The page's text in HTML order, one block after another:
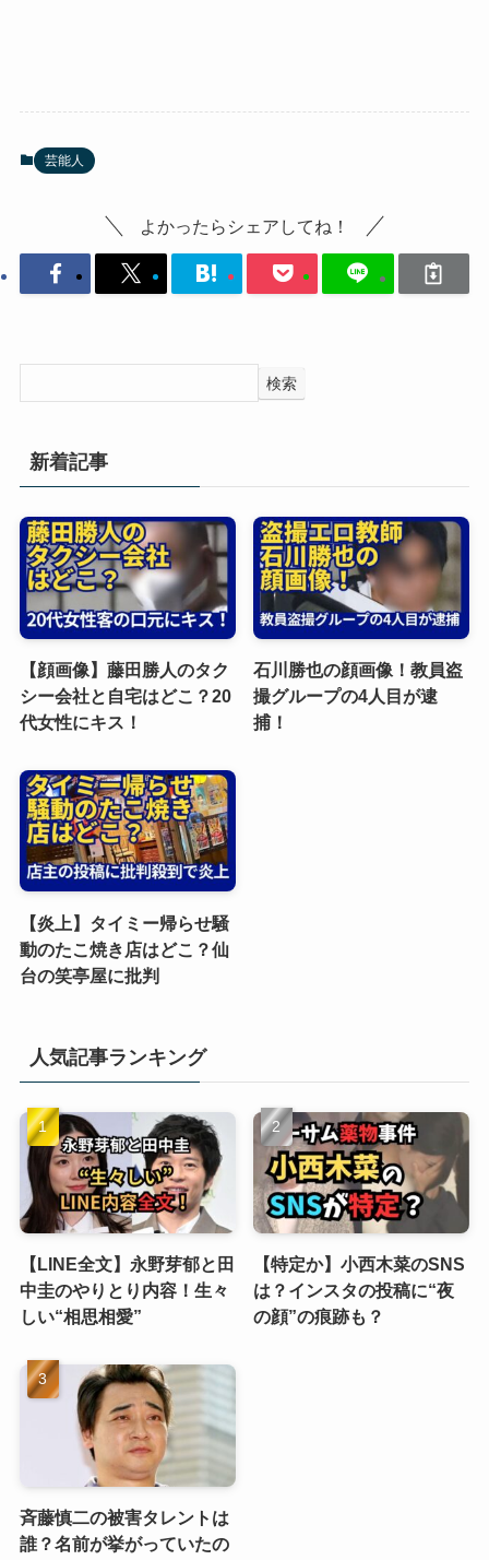
芸能人
よかったらシェアしてね！
検索
新着記事
【顔画像】藤田勝人のタク
シー会社と自宅はどこ？20
代女性にキス！
石川勝也の顔画像！教員盗
撮グループの4人目が逮
捕！
【炎上】タイミー帰らせ騒
動のたこ焼き店はどこ？仙
台の笑亭屋に批判
人気記事ランキング
【LINE全文】永野芽郁と田
中圭のやりとり内容！生々
しい“相思相愛”
【特定か】小西木菜のSNS
は？インスタの投稿に“夜
の顔”の痕跡も？
斉藤慎二の被害タレントは
誰？名前が挙がっていたの